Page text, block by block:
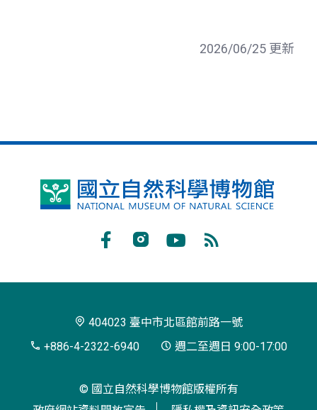
2026/06/25 更新
國
博
閱
404023 臺中市北區館前路一號
+886-4-2322-6940
週二至週日 9:00-17:00
© 國立自然科學博物館版權所有